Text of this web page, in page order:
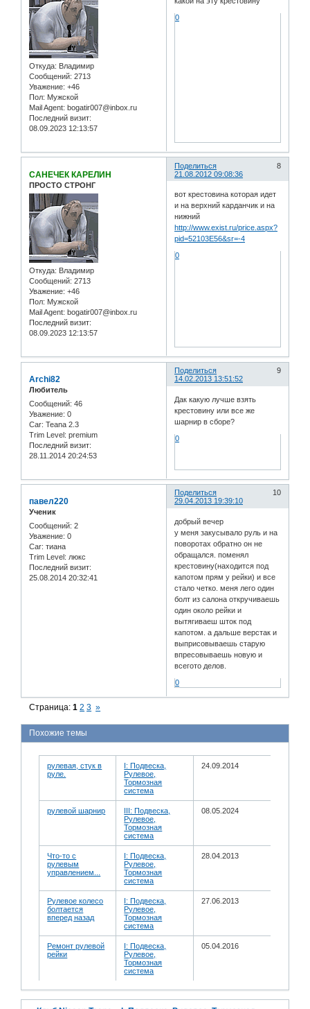
Откуда: Владимир
Сообщений: 2713
Уважение: +46
Пол: Мужской
Mail Agent: bogatir007@inbox.ru
Последний визит:
08.09.2023 12:13:57
0
Поделиться
8
21.08.2012 09:08:36
САНЕЧЕК КАРЕЛИН
ПРОСТО СТРОНГ
Откуда: Владимир
Сообщений: 2713
Уважение: +46
Пол: Мужской
Mail Agent: bogatir007@inbox.ru
Последний визит:
08.09.2023 12:13:57
вот крестовина которая идет
и на верхний карданчик и на
нижний
http://www.exist.ru/price.aspx?
pid=52103E56&sr=-4
0
Поделиться
9
14.02.2013 13:51:52
Archi82
Любитель
Сообщений: 46
Уважение: 0
Car: Teana 2.3
Trim Level: premium
Последний визит:
28.11.2014 20:24:53
Дак какую лучше взять
крестовину или все же
шарнир в сборе?
0
Поделиться
10
29.04.2013 19:39:10
павел220
Ученик
Сообщений: 2
Уважение: 0
Car: тиана
Trim Level: люкс
Последний визит:
25.08.2014 20:32:41
добрый вечер
у меня закусывало руль и на
поворотах обратно он не
обращался. поменял
крестовину(находится под
капотом прям у рейки) и все
стало четко. меня лего один
болт из салона откручиваешь
один около рейки и
вытягиваеш шток под
капотом. а дальше верстак и
выприсовываешь старую
впресовываешь новую и
всегото делов.
0
Страница:1 2 3 »
Похожие темы
рулевая, стук в
руле.
I: Подвеска,
Рулевое,
Тормозная
система
24.09.2014
рулевой шарнир
III: Подвеска,
Рулевое,
Тормозная
система
08.05.2024
Что-то с
рулевым
управлением...
I: Подвеска,
Рулевое,
Тормозная
система
28.04.2013
Рулевое колесо
болтается
вперед назад
I: Подвеска,
Рулевое,
Тормозная
система
27.06.2013
Ремонт рулевой
рейки
I: Подвеска,
Рулевое,
Тормозная
система
05.04.2016